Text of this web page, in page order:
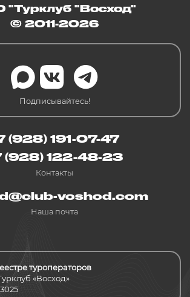
"Турклуб "Восход"
© 2011-2026
Подписывайтесь!
(928) 191-07-47
(928) 122-48-23
Контакты
voshod.com
Наша почта
туроператоров
«Восход»